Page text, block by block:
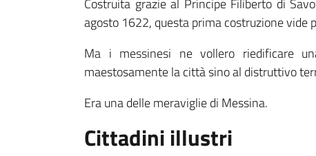
Costruita grazie al Principe Filiberto di
agosto 1622, questa prima costruzione vide
Ma i messinesi ne vollero riedificare
maestosamente la città sino al distruttivo
Era una delle meraviglie di Messina.
Cittadini illustri